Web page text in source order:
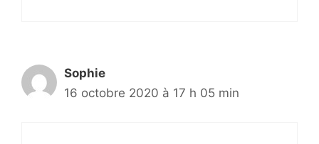
Sophie
16 octobre 2020 à 17 h 05 min